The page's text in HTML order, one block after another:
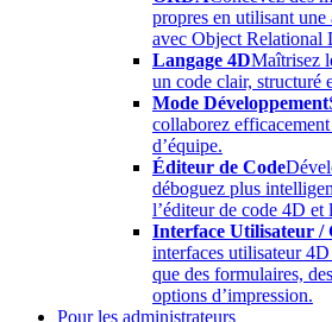
propres en utilisant
avec Object Relational
Langage 4DMaîtrisez
un code clair, structuré
Mode Développement
collaborez
d’équipe.
Éditeur de Code
déboguez plus
l’éditeur de code 4D et
Interface Utilisateur /
interfaces utilisateur
que des formulaires,
options d’impression.
Pour les administrateurs